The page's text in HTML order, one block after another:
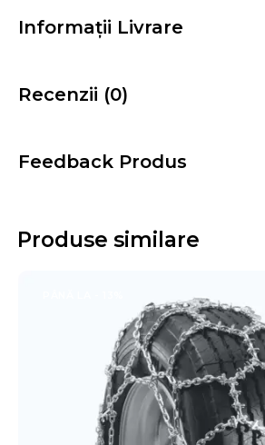
Informații Livrare
Recenzii (0)
Feedback Produs
Produse similare